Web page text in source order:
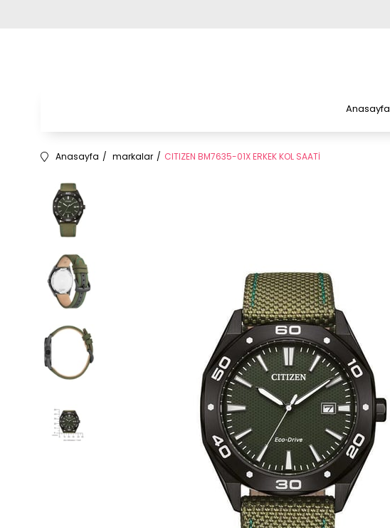
Anasayfa
Anasayfa markalar CITIZEN BM7635-01X ERKEK KOL SAATİ